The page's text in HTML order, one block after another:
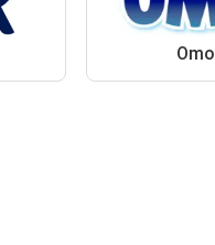
Omo